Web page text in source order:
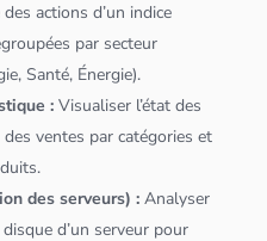
actions d’un indice
par secteur
Santé, Énergie).
: Visualiser l’état des
ventes par catégories et
desserveurs) : Analyser
disque d’un serveur pour